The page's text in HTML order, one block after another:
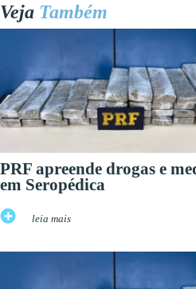
Veja Também
PRF apreende drogas e
em Seropédica
leia mais